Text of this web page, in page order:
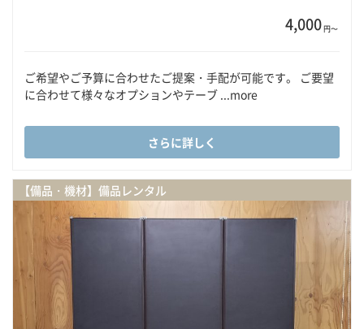
4,000円〜
ご希望やご予算に合わせたご提案・手配が可能です。 ご要望
に合わせて様々なオプションやテーブ ...more
さらに詳しく
【備品・機材】備品レンタル